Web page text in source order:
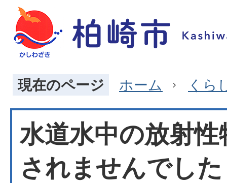
現在のページ ホーム くら
水道水中の放射
されませんでした